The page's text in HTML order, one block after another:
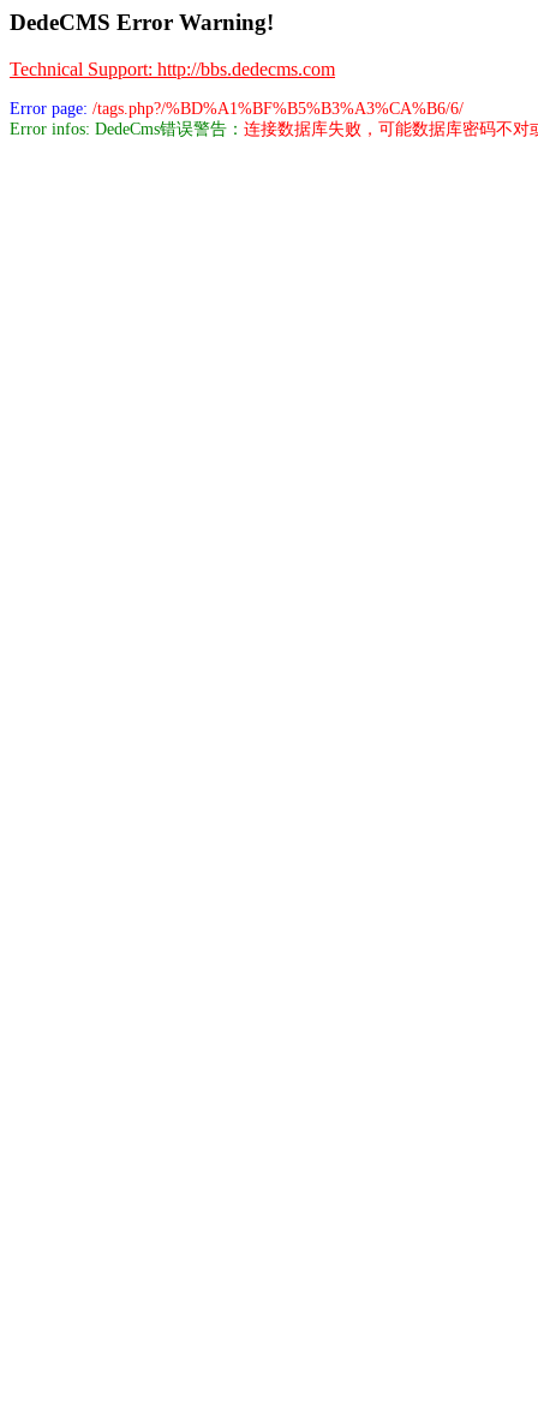
DedeCMS Error Warning!
Technical Support: http://bbs.dedecms.com
Error page: /tags.php?/%BD%A1%BF%B5%B3%A3%CA%B6/6/
Error infos: DedeCms错误警告： 连接数据库失败，可能数据库密码不对